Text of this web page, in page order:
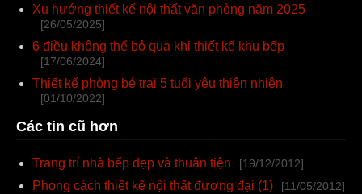
Xu hướng thiết kế nội thất văn phòng năm 2025
[26/05/2025]
6 điều không thể bỏ qua khi thiết kế khu bếp
[17/06/2024]
Thiết kế phòng bé trai 5 tuổi yêu thiên nhiên
[01/10/2022]
Các tin cũ hơn
Trang trí nhà bếp đẹp và thuận tiện [19/12/2012]
Phong cách thiết kế nội thất đương đại (1) [11/05/2012]